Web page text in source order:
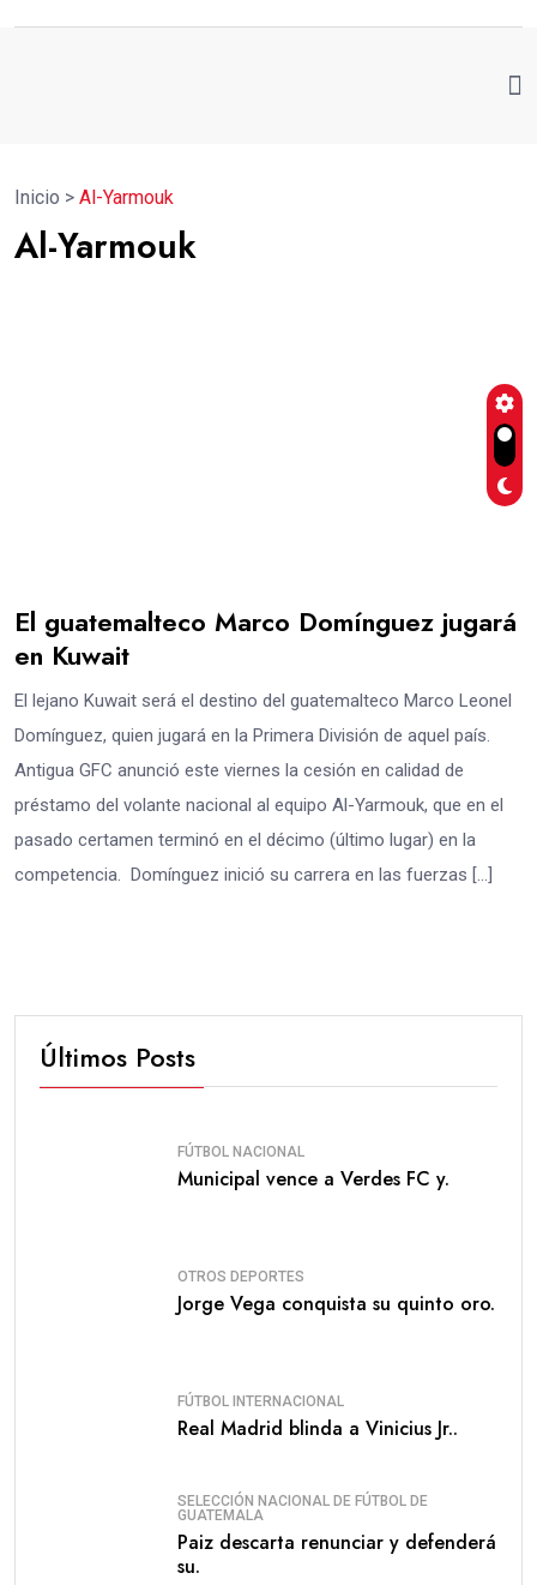
Inicio > Al-Yarmouk
Al-Yarmouk
El guatemalteco Marco Domínguez jugará
en Kuwait
El lejano Kuwait será el destino del guatemalteco Marco Leonel
Domínguez, quien jugará en la Primera División de aquel país.
Antigua GFC anunció este viernes la cesión en calidad de
préstamo del volante nacional al equipo Al-Yarmouk, que en el
pasado certamen terminó en el décimo (último lugar) en la
competencia. Domínguez inició su carrera en las fuerzas […]
Últimos Posts
FÚTBOL NACIONAL
Municipal vence a Verdes FC y.
OTROS DEPORTES
Jorge Vega conquista su quinto oro.
FÚTBOL INTERNACIONAL
Real Madrid blinda a Vinicius Jr..
SELECCIÓN NACIONAL DE FÚTBOL DE
GUATEMALA
Paiz descarta renunciar y defenderá
su.